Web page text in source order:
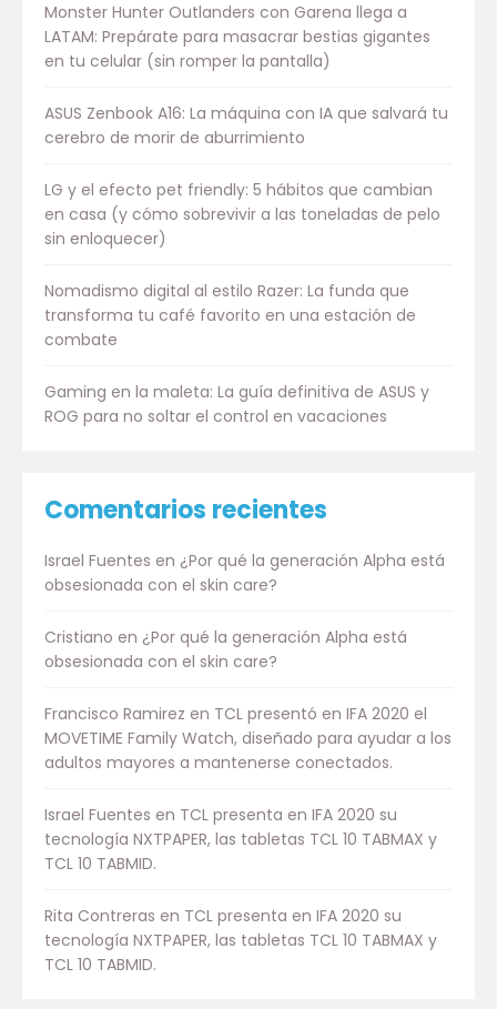
Monster Hunter Outlanders con Garena llega a
LATAM: Prepárate para masacrar bestias gigantes
en tu celular (sin romper la pantalla)
ASUS Zenbook A16: La máquina con IA que salvará tu
cerebro de morir de aburrimiento
LG y el efecto pet friendly: 5 hábitos que cambian
en casa (y cómo sobrevivir a las toneladas de pelo
sin enloquecer)
Nomadismo digital al estilo Razer: La funda que
transforma tu café favorito en una estación de
combate
Gaming en la maleta: La guía definitiva de ASUS y
ROG para no soltar el control en vacaciones
Comentarios recientes
Israel Fuentes en ¿Por qué la generación Alpha está
obsesionada con el skin care?
Cristiano en ¿Por qué la generación Alpha está
obsesionada con el skin care?
Francisco Ramirez en TCL presentó en IFA 2020 el
MOVETIME Family Watch, diseñado para ayudar a los
adultos mayores a mantenerse conectados.
Israel Fuentes en TCL presenta en IFA 2020 su
tecnología NXTPAPER, las tabletas TCL 10 TABMAX y
TCL 10 TABMID.
Rita Contreras en TCL presenta en IFA 2020 su
tecnología NXTPAPER, las tabletas TCL 10 TABMAX y
TCL 10 TABMID.